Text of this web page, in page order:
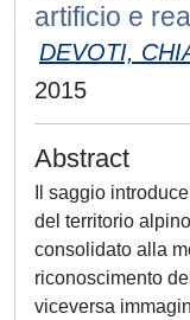
artificio e
DEVOTI,
2015
Abstract
Il saggio
del territorio
consolidato alla
riconoscimento
viceversa